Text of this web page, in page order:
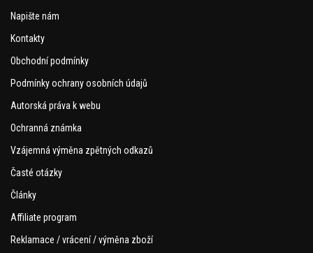
Napište nám
Kontakty
Obchodní podmínky
Podmínky ochrany osobních údajů
Autorská práva k webu
Ochranná známka
Vzájemná výměna zpětných odkazů
Časté otázky
Články
Affiliate program
Reklamace / vrácení / výměna zboží